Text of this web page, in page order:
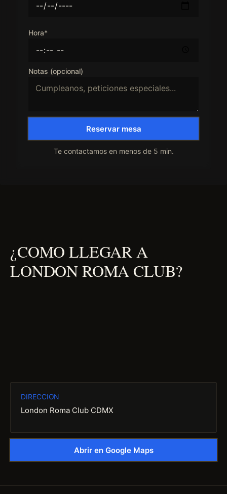
Hora*
Notas (opcional)
Reservar mesa
Te contactamos en menos de 5 min.
¿COMO LLEGAR A
LONDON ROMA CLUB?
DIRECCION
London Roma Club CDMX
Abrir en Google Maps